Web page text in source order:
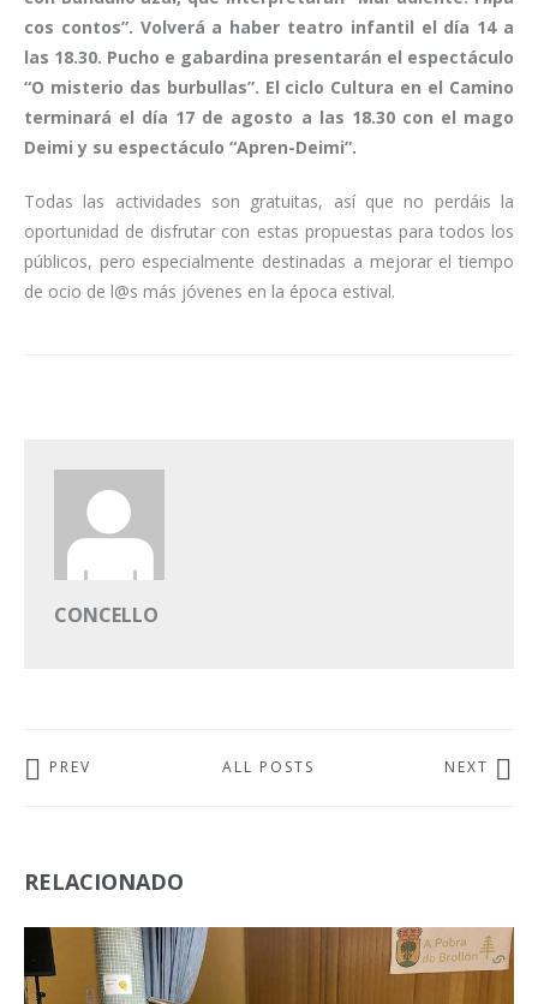
cos contos”. Volverá a haber teatro infantil el día 14 a
las 18.30. Pucho e gabardina presentarán el espectáculo
“O misterio das burbullas”. El ciclo Cultura en el Camino
terminará el día 17 de agosto a las 18.30 con el mago
Deimi y su espectáculo “Apren-Deimi”.
Todas las actividades son gratuitas, así que no perdáis la
oportunidad de disfrutar con estas propuestas para todos los
públicos, pero especialmente destinadas a mejorar el tiempo
de ocio de l@s más jóvenes en la época estival.
CONCELLO
PREV ALL POSTS NEXT
RELACIONADO